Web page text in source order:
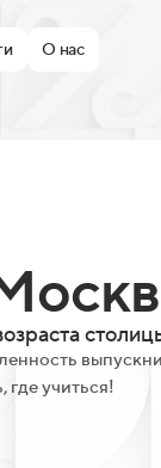
О нас
где учиться!